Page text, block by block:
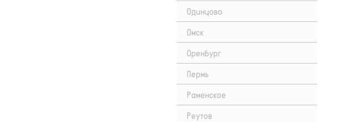
Одинцово
Омск
Оренбург
Пермь
Раменское
Реутов